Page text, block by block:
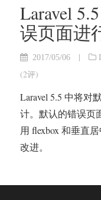
Laravel
误页面进
2017/05/06 |
(2评)
Laravel 5.5 中将对
计。默认的错误页
用 flexbox 和垂直
改进。